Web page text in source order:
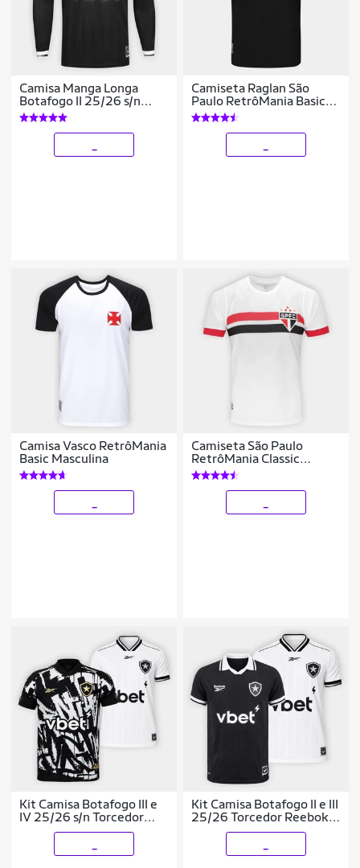
Camisa Manga Longa
Botafogo II 25/26 s/n
Torcedor Reebok
Masculina
Camiseta Raglan São
Paulo RetrôMania Basic
Masculina
Camisa Vasco RetrôMania
Basic Masculina
Camiseta São Paulo
RetrôMania Classic
Masculina
Kit Camisa Botafogo III e
IV 25/26 s/n Torcedor
Reebok Masculina
Kit Camisa Botafogo II e III
25/26 Torcedor Reebok
Masculina